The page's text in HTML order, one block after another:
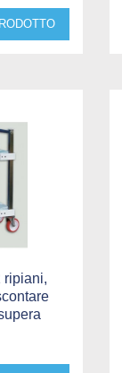
ripiani,